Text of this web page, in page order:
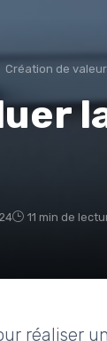
Création de
11 min de
réaliser